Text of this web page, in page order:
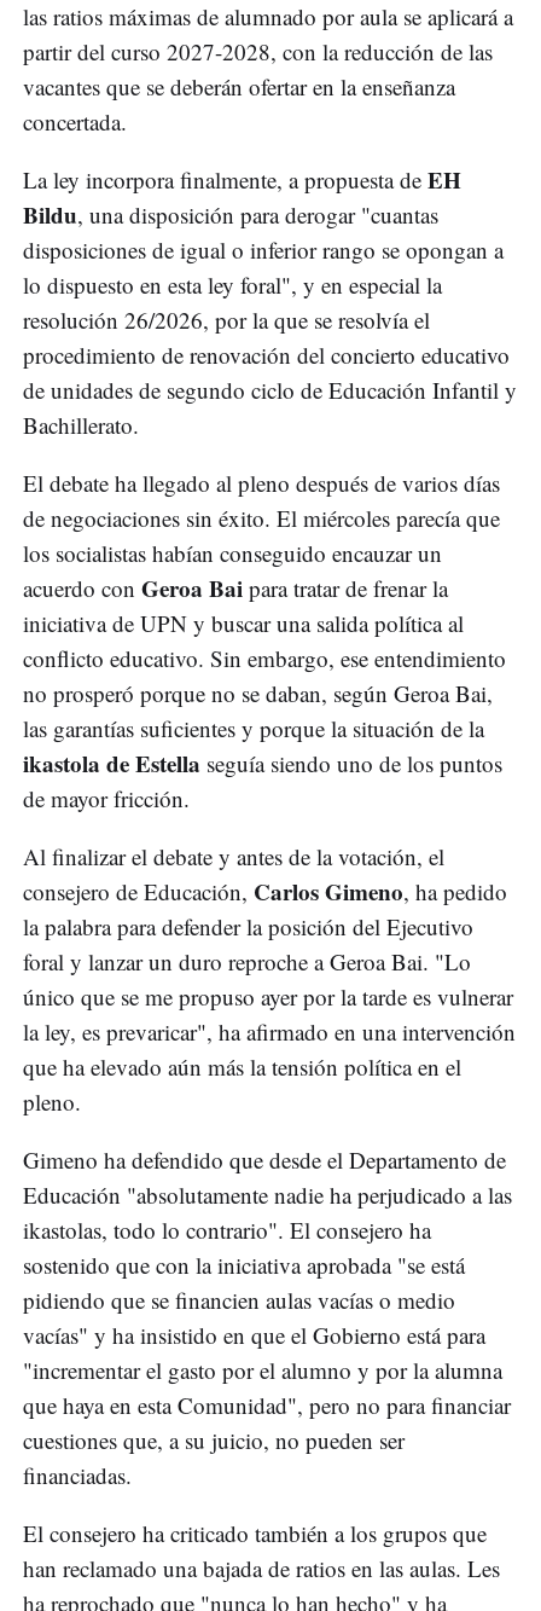
las ratios máximas de alumnado por aula se aplicará a
partir del curso 2027-2028, con la reducción de las
vacantes que se deberán ofertar en la enseñanza
concertada.
La ley incorpora finalmente, a propuesta de EH
Bildu, una disposición para derogar "cuantas
disposiciones de igual o inferior rango se opongan a
lo dispuesto en esta ley foral", y en especial la
resolución 26/2026, por la que se resolvía el
procedimiento de renovación del concierto educativo
de unidades de segundo ciclo de Educación Infantil y
Bachillerato.
El debate ha llegado al pleno después de varios días
de negociaciones sin éxito. El miércoles parecía que
los socialistas habían conseguido encauzar un
acuerdo con Geroa Bai para tratar de frenar la
iniciativa de UPN y buscar una salida política al
conflicto educativo. Sin embargo, ese entendimiento
no prosperó porque no se daban, según Geroa Bai,
las garantías suficientes y porque la situación de la
ikastola de Estella seguía siendo uno de los puntos
de mayor fricción.
Al finalizar el debate y antes de la votación, el
consejero de Educación, Carlos Gimeno, ha pedido
la palabra para defender la posición del Ejecutivo
foral y lanzar un duro reproche a Geroa Bai. "Lo
único que se me propuso ayer por la tarde es vulnerar
la ley, es prevaricar", ha afirmado en una intervención
que ha elevado aún más la tensión política en el
pleno.
Gimeno ha defendido que desde el Departamento de
Educación "absolutamente nadie ha perjudicado a las
ikastolas, todo lo contrario". El consejero ha
sostenido que con la iniciativa aprobada "se está
pidiendo que se financien aulas vacías o medio
vacías" y ha insistido en que el Gobierno está para
"incrementar el gasto por el alumno y por la alumna
que haya en esta Comunidad", pero no para financiar
cuestiones que, a su juicio, no pueden ser
financiadas.
El consejero ha criticado también a los grupos que
han reclamado una bajada de ratios en las aulas. Les
ha reprochado que "nunca lo han hecho" y ha